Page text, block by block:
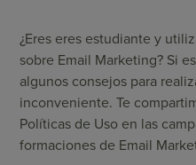
¿Eres eres estudiante y
sobre Email Marketing? Si
algunos consejos para
inconveniente. Te
Políticas de Uso en las
formaciones de Email